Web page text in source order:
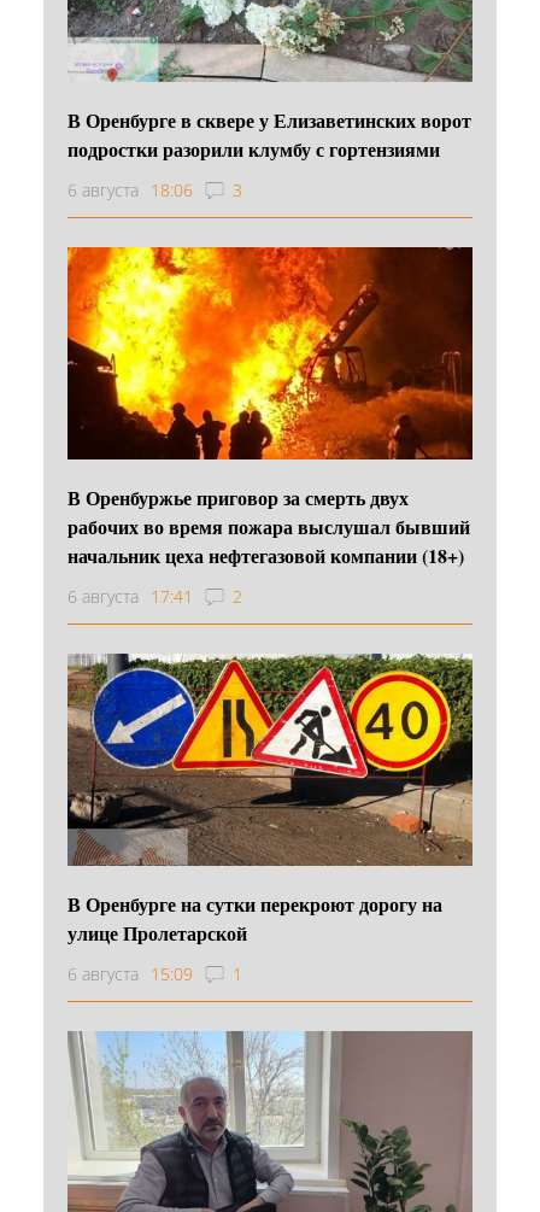
В Оренбурге в сквере у Елизаветинских ворот
подростки разорили клумбу с гортензиями
6 августа 18:06 3
В Оренбуржье приговор за смерть двух
рабочих во время пожара выслушал бывший
начальник цеха нефтегазовой компании (18+)
6 августа 17:41 2
В Оренбурге на сутки перекроют дорогу на
улице Пролетарской
6 августа 15:09 1